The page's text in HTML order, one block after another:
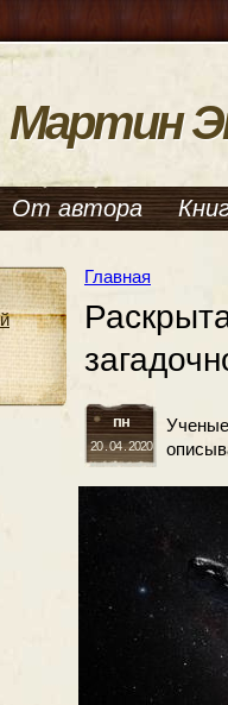
Мартин
От автора
Главная
пн
20 . 04 . 2020